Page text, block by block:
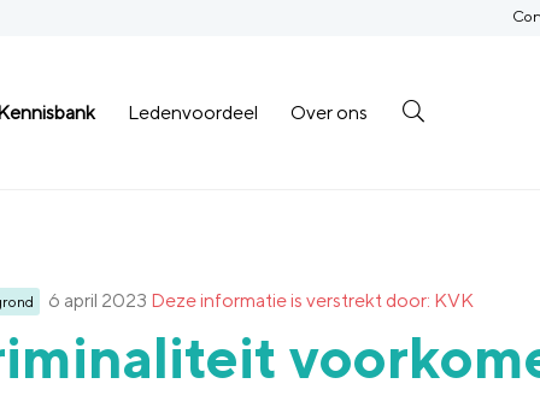
Ledenvoordeel Over ons
6 april 2023 Deze informatie is verstrekt door: KVK